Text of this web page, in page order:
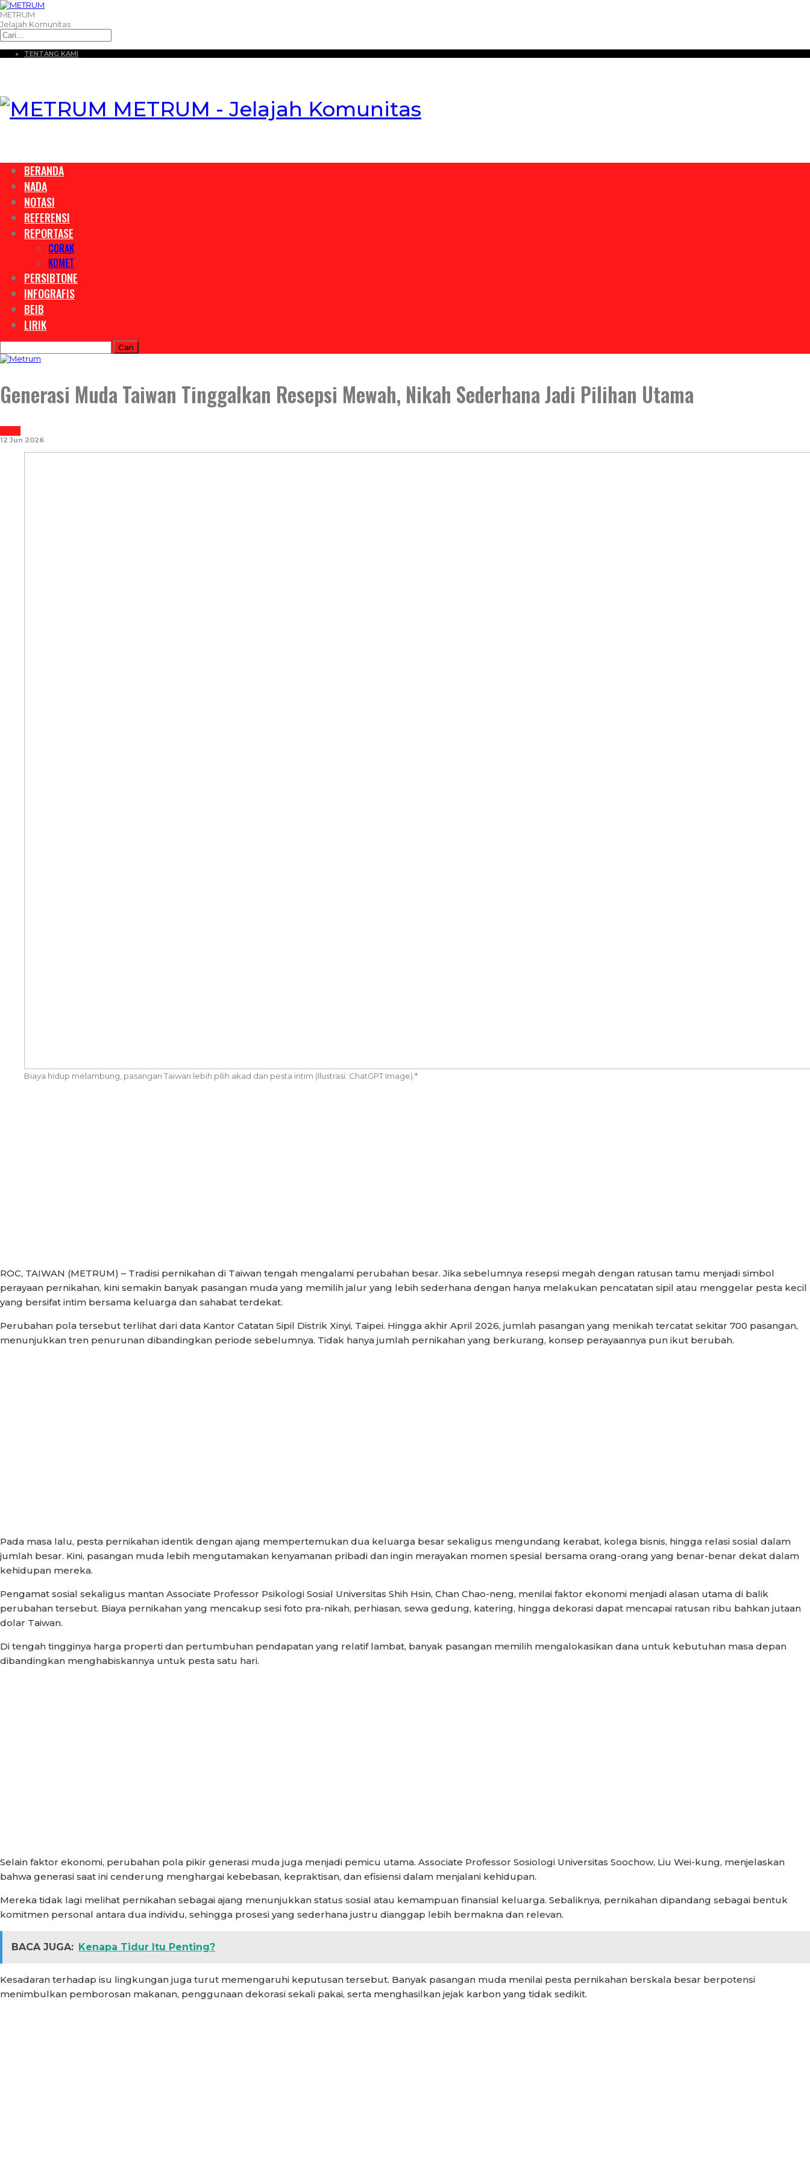
METRUM
Jelajah Komunitas
TENTANG KAMI
METRUM - Jelajah Komunitas
BERANDA
NADA
NOTASI
REFERENSI
REPORTASE
CORAK
KOMET
PERSIBTONE
INFOGRAFIS
BEIB
LIRIK
Generasi Muda Taiwan Tinggalkan Resepsi Mewah, Nikah Sederhana Jadi Pilihan Utama
12 Jun 2026
Biaya hidup melambung, pasangan Taiwan lebih pilih akad dan pesta intim (Ilustrasi: ChatGPT Image).*
ROC, TAIWAN (METRUM) – Tradisi pernikahan di Taiwan tengah mengalami perubahan besar. Jika sebelumnya resepsi megah dengan ratusan tamu menjadi simbol
perayaan pernikahan, kini semakin banyak pasangan muda yang memilih jalur yang lebih sederhana dengan hanya melakukan pencatatan sipil atau menggelar pesta kecil
yang bersifat intim bersama keluarga dan sahabat terdekat.
Perubahan pola tersebut terlihat dari data Kantor Catatan Sipil Distrik Xinyi, Taipei. Hingga akhir April 2026, jumlah pasangan yang menikah tercatat sekitar 700 pasangan,
menunjukkan tren penurunan dibandingkan periode sebelumnya. Tidak hanya jumlah pernikahan yang berkurang, konsep perayaannya pun ikut berubah.
Pada masa lalu, pesta pernikahan identik dengan ajang mempertemukan dua keluarga besar sekaligus mengundang kerabat, kolega bisnis, hingga relasi sosial dalam
jumlah besar. Kini, pasangan muda lebih mengutamakan kenyamanan pribadi dan ingin merayakan momen spesial bersama orang-orang yang benar-benar dekat dalam
kehidupan mereka.
Pengamat sosial sekaligus mantan Associate Professor Psikologi Sosial Universitas Shih Hsin, Chan Chao-neng, menilai faktor ekonomi menjadi alasan utama di balik
perubahan tersebut. Biaya pernikahan yang mencakup sesi foto pra-nikah, perhiasan, sewa gedung, katering, hingga dekorasi dapat mencapai ratusan ribu bahkan jutaan
dolar Taiwan.
Di tengah tingginya harga properti dan pertumbuhan pendapatan yang relatif lambat, banyak pasangan memilih mengalokasikan dana untuk kebutuhan masa depan
dibandingkan menghabiskannya untuk pesta satu hari.
Selain faktor ekonomi, perubahan pola pikir generasi muda juga menjadi pemicu utama. Associate Professor Sosiologi Universitas Soochow, Liu Wei-kung, menjelaskan
bahwa generasi saat ini cenderung menghargai kebebasan, kepraktisan, dan efisiensi dalam menjalani kehidupan.
Mereka tidak lagi melihat pernikahan sebagai ajang menunjukkan status sosial atau kemampuan finansial keluarga. Sebaliknya, pernikahan dipandang sebagai bentuk
komitmen personal antara dua individu, sehingga prosesi yang sederhana justru dianggap lebih bermakna dan relevan.
BACA JUGA: Kenapa Tidur Itu Penting?
Kesadaran terhadap isu lingkungan juga turut memengaruhi keputusan tersebut. Banyak pasangan muda menilai pesta pernikahan berskala besar berpotensi
menimbulkan pemborosan makanan, penggunaan dekorasi sekali pakai, serta menghasilkan jejak karbon yang tidak sedikit.